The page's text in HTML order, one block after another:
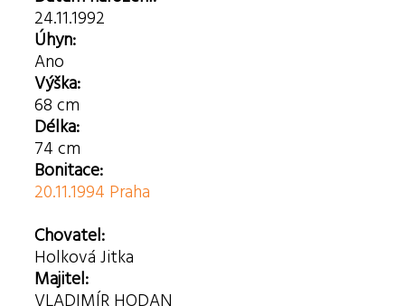
24.11.1992
Úhyn:
Ano
Výška:
68 cm
Délka:
74 cm
Bonitace:
20.11.1994 Praha
Chovatel:
Holková Jitka
Majitel: